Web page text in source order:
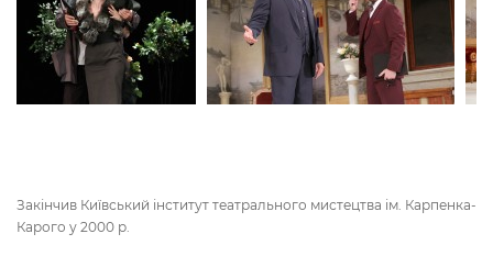
Закінчив Київський інститут театрального мистецтва ім. Карпенка-
Карого у 2000 р.